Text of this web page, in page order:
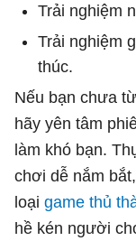
Trải nghiệm
Trải nghiệm
thúc.
Nếu bạn chưa
hãy yên tâm
làm khó bạn.
chơi dễ nắm
loại game thủ
hề kén người